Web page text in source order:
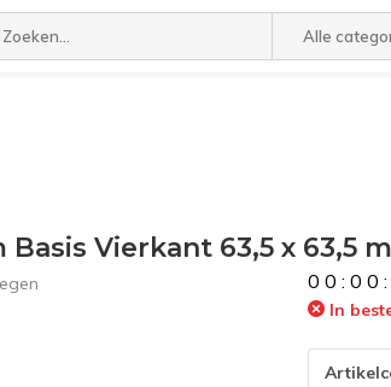
Alle
Vierkant 63,5 x 63,5
0 0 :0 0
In